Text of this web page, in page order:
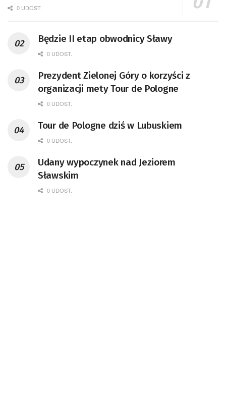
0 UDOST.
Będzie II etap obwodnicy Sławy
0 UDOST.
Prezydent Zielonej Góry o korzyści z
organizacji mety Tour de Pologne
0 UDOST.
Tour de Pologne dziś w Lubuskiem
0 UDOST.
Udany wypoczynek nad Jeziorem
Sławskim
0 UDOST.